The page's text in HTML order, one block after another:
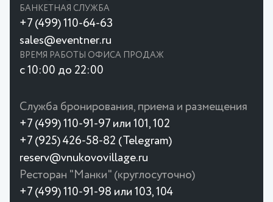
БАНКЕТНАЯ СЛУЖБА
+7 (499) 110-64-63
sales@eventner.ru
ВРЕМЯ РАБОТЫ ОФИСА ПРОДАЖ
с 10:00 до 22:00
Служба бронирования, приема и размещения
+7 (499) 110-91-97 или 101, 102
+7 (925) 426-58-82 (Telegram)
reserv@vnukovovillage.ru
Ресторан "Манки" (круглосуточно)
+7 (499) 110-91-98 или 103, 104